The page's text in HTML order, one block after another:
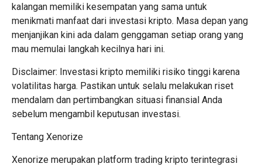
kalangan memiliki kesempatan yang sama untuk
menikmati manfaat dari investasi kripto. Masa depan yang
menjanjikan kini ada dalam genggaman setiap orang yang
mau memulai langkah kecilnya hari ini.
Disclaimer: Investasi kripto memiliki risiko tinggi karena
volatilitas harga. Pastikan untuk selalu melakukan riset
mendalam dan pertimbangkan situasi finansial Anda
sebelum mengambil keputusan investasi.
Tentang Xenorize
Xenorize merupakan platform trading kripto terintegrasi